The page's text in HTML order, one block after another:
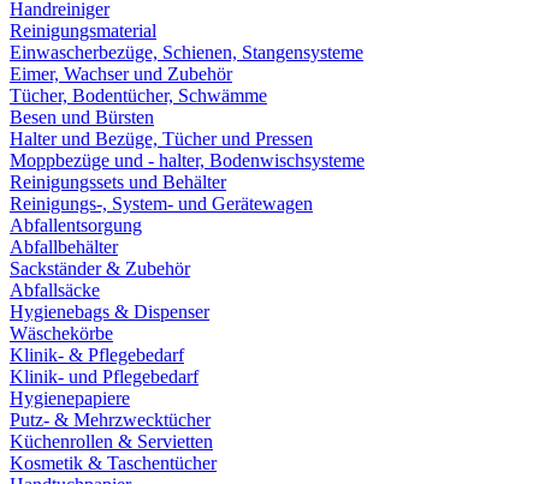
Handreiniger
Reinigungsmaterial
Einwascherbezüge, Schienen, Stangensysteme
Eimer, Wachser und Zubehör
Tücher, Bodentücher, Schwämme
Besen und Bürsten
Halter und Bezüge, Tücher und Pressen
Moppbezüge und - halter, Bodenwischsysteme
Reinigungssets und Behälter
Reinigungs-, System- und Gerätewagen
Abfallentsorgung
Abfallbehälter
Sackständer & Zubehör
Abfallsäcke
Hygienebags & Dispenser
Wäschekörbe
Klinik- & Pflegebedarf
Klinik- und Pflegebedarf
Hygienepapiere
Putz- & Mehrzwecktücher
Küchenrollen & Servietten
Kosmetik & Taschentücher